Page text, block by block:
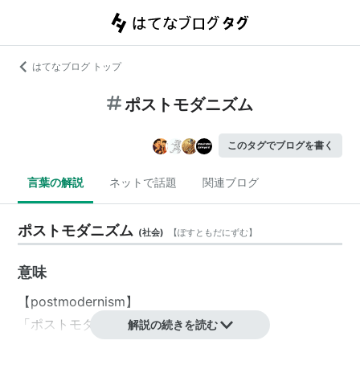
はてなブログ トップ
ポストモダニズム
このタグでブログを書く
言葉の解説 ネットで話題 関連ブログ
ポストモダニズム (社会) 【ぽすともだにずむ】
意味
【postmodernism】
「ポストモダン 解説の続きを読む